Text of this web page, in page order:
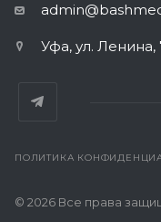
Уфа, ул.
ПОЛИТИКА
© 2026 Все права